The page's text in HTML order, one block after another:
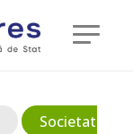
Societate